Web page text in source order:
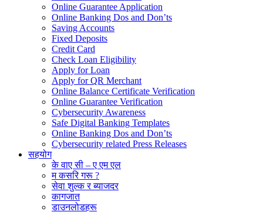
Online Guarantee Application
Online Banking Dos and Don’ts
Saving Accounts
Fixed Deposits
Credit Card
Check Loan Eligibility
Apply for Loan
Apply for QR Merchant
Online Balance Certificate Verification
Online Guarantee Verification
Cybersecurity Awareness
Safe Digital Banking Templates
Online Banking Dos and Don’ts
Cybersecurity related Press Releases
सहयोग
के वाए सी – ए एम एल
म कसरि गरू ?
सेवा शुल्क र ब्याजदर
कागजात
डाउनलोडहरू